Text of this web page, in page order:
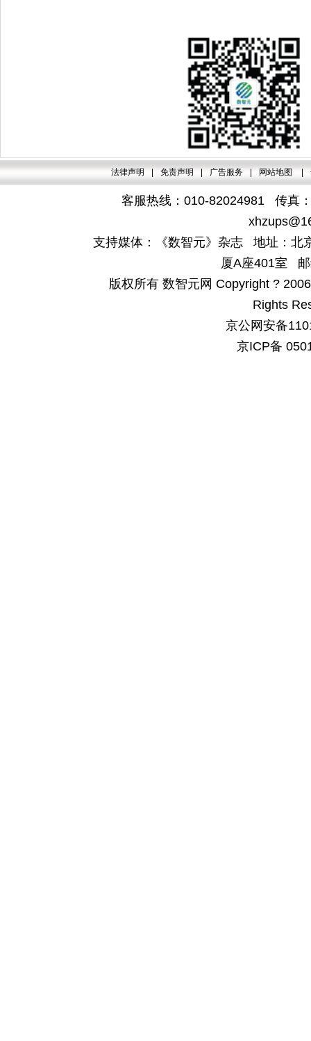
法律声明 免责声明 广告服务 网站地图
客服热线：010-82024981 传真
支持媒体：《数智元》杂志 地址：北
厦A座401室
版权所有 数智元网 Copyright ?
Rights
京公网安备
京ICP备